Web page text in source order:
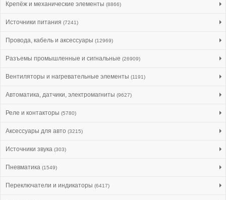
Крепёж и механические элементы (8866)
Источники питания (7241)
Провода, кабель и аксессуары (12969)
Разъемы промышленные и сигнальные (26909)
Вентиляторы и нагревательные элементы (1191)
Автоматика, датчики, электромагниты (9627)
Реле и контакторы (5780)
Аксессуары для авто (3215)
Источники звука (303)
Пневматика (1549)
Переключатели и индикаторы (6417)